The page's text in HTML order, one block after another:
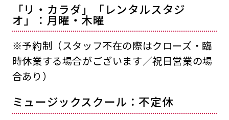
「リ・カラダ」「レンタルスタジ
オ」：月曜・木曜
※予約制（スタッフ不在の際はクローズ・臨
時休業する場合がございます／祝日営業の場
合あり）
ミュージックスクール：不定休